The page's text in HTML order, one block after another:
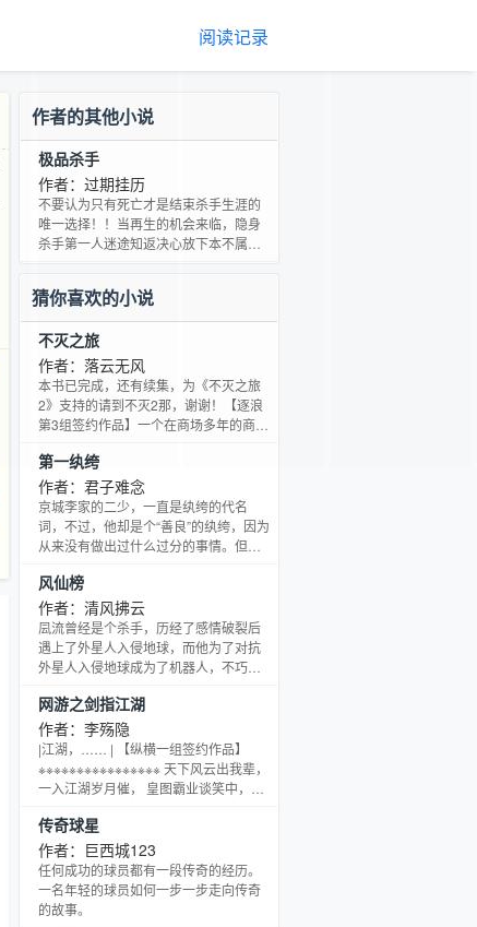
阅读记录
作者的其他小说
极品杀手
作者：过期挂历
不要认为只有死亡才是结束杀手生涯的
唯一选择！！当再生的机会来临，隐身
杀手第一人迷途知返决心放下本不属于
作弄成功转型？是混迹于极品与校花之
间呢？还是纠缠在珍品和小妖精群里？
他能否主宰自己的命运，顺利归隐过上
沾花惹草的田园幸福生活。。 强我中
华： 犯我中华者，远近必诛！
猜你喜欢的小说
不灭之旅
作者：落云无风
本书已完成，还有续集，为《不灭之旅
2》支持的请到不灭2那，谢谢！【逐浪
第3组签约作品】一个在商场多年的商
机缘等使他踏入了修真，本是一个想畅
游武林的武林高手，谁知道老天居然会
让他接触到一个比武林更玄幻的修真
界，他在修行的路上会遇到什么呢？他
真的会像其他修真者那样，心中的终极
了真正意义上的不灭之身，却因此带来
更多的变数，他会怎样应付呢
第一纨绔
作者：君子难念
京城李家的二少，一直是纨绔的代名
词，不过，他却是个“善良”的纨绔，因为
从来没有做出过什么过分的事情。但是
明，使得自己和一个美女都服下了“春
药”。什么？那个美女居然是跟二少一起
在军区大院长大的掌上公主？！！这下
事情可大条了，无奈之下，李二少唯有
独自一人，逃离京城，从此开始“落难”生
知耻而后勇，学习神奇武功，接触世界
秘闻，面对各国皇室
风仙榜
作者：清风拂云
凨流曾经是个杀手，历经了感情破裂后
遇上了外星人入侵地球，而他为了对抗
外星人入侵地球成为了机器人，不巧遇
带入到了异世之中，展现出了另一种精
彩，然而在无意之中他却发现了与他一
起过来的轩辕剑中藏着一个惊天大秘！
原来与自…
网游之剑指江湖
作者：李殇隐
|江湖，…… | 【纵横一组签约作品】
※※※※※※※※※※※※※※※※ 天下风云出我辈，
一入江湖岁月催， 皇图霸业谈笑中，不
如山鸟惊飞。 尘事如潮人如水，只叹江
湖几人回。 ※※※※※※※※※※※※※※※※ 〓李
殇隐诚意出品〓
传奇球星
作者：巨西城123
任何成功的球员都有一段传奇的经历。
一名年轻的球员如何一步一步走向传奇
的故事。